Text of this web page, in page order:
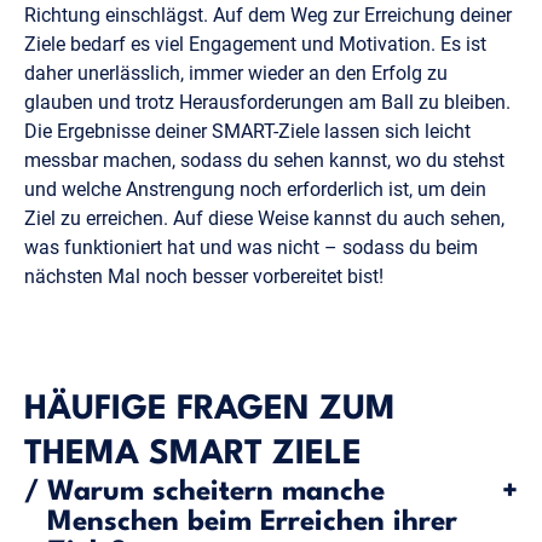
Richtung einschlägst. Auf dem Weg zur Erreichung deiner
Ziele bedarf es viel Engagement und Motivation. Es ist
daher unerlässlich, immer wieder an den Erfolg zu
glauben und trotz Herausforderungen am Ball zu bleiben.
Die Ergebnisse deiner SMART-Ziele lassen sich leicht
messbar machen, sodass du sehen kannst, wo du stehst
und welche Anstrengung noch erforderlich ist, um dein
Ziel zu erreichen. Auf diese Weise kannst du auch sehen,
was funktioniert hat und was nicht – sodass du beim
nächsten Mal noch besser vorbereitet bist!
HÄUFIGE FRAGEN ZUM
THEMA SMART ZIELE
/ Warum scheitern manche
Menschen beim Erreichen ihrer
+